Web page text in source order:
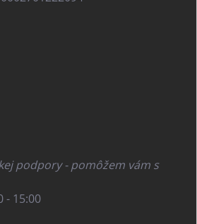
podpory - pomôžem vám s
- 15:00